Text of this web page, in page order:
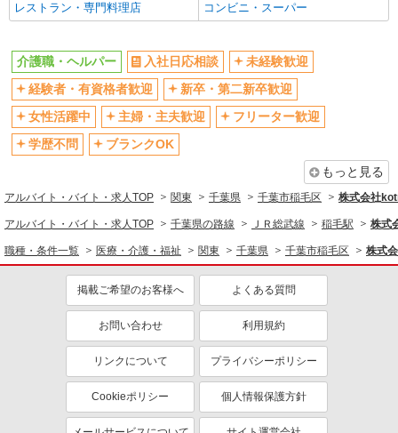
バイク通勤OK
自転車通勤OK
社会保険あり
産休・育休取得実績あり
退職金・財形貯蓄制度あり
各種手当（家族・役職・インセン
ティブなど）あり
制服貸与
資格取得支援制度あり
同じ職種から求人を探す
医療・介護・福祉
介護職・ヘルパー
同じ特徴から求人を探す
未経験歓迎
ミドル（40代～）活躍中
ボーナス・賞与あり
車通勤OK
社会保険あり
産休・育休取得実績あり
レストラン・専門料理店
コンビニ・スーパー
介護職・ヘルパー 入社日応相談
未経験歓迎
経験者・有資格者歓迎
新卒・第二新卒歓迎
女性活躍中
主婦・主夫歓迎
フリーター歓迎
学歴不問
ブランクOK
もっと見る
アルバイト・バイト・求人TOP 関東 千葉県 千葉市稲毛区 株式会社
アルバイト・バイト・求人TOP 千葉県の路線 ＪＲ総武線 稲毛駅 株式
職種・条件一覧 医療・介護・福祉 関東 千葉県 千葉市稲毛区 株式
掲載ご希望のお客様へ よくある質問
お問い合わせ 利用規約
リンクについて プライバシーポリシー
Cookieポリシー 個人情報保護方針